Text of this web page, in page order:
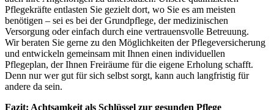
Pflegekräfte entlasten Sie gezielt dort, wo Sie es am meisten
benötigen – sei es bei der Grundpflege, der medizinischen
Versorgung oder einfach durch eine vertrauensvolle Betreuung.
Wir beraten Sie gerne zu den Möglichkeiten der Pflegeversicherung
und entwickeln gemeinsam mit Ihnen einen individuellen
Pflegeplan, der Ihnen Freiräume für die eigene Erholung schafft.
Denn nur wer gut für sich selbst sorgt, kann auch langfristig für
andere da sein.
Fazit: Achtsamkeit als Schlüssel zur gesunden Pflege